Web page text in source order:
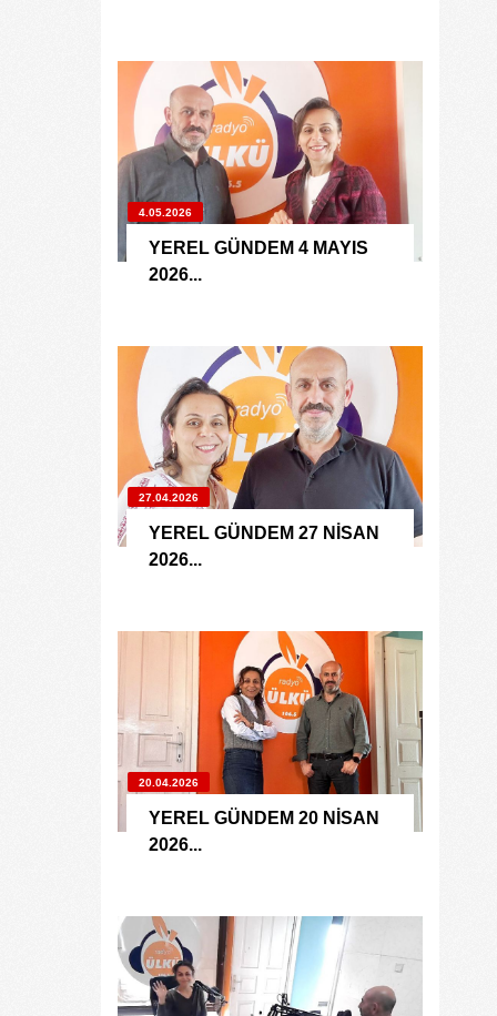
4.05.2026
YEREL GÜNDEM 4 MAYIS
2026...
27.04.2026
YEREL GÜNDEM 27 NİSAN
2026...
20.04.2026
YEREL GÜNDEM 20 NİSAN
2026...